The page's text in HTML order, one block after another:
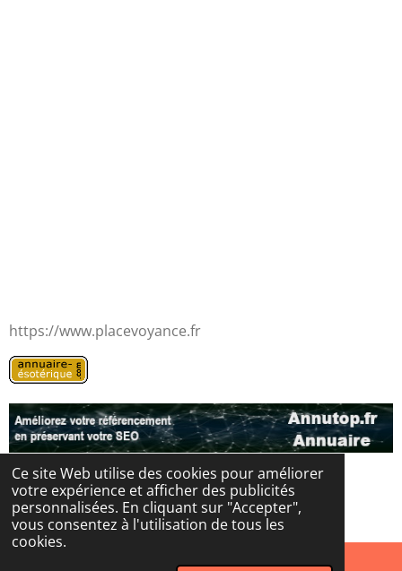
Ce site Web utilise des cookies pour améliorer
votre expérience et afficher des publicités
personnalisées. En cliquant sur "Accepter",
vous consentez à l'utilisation de tous les
cookies.
https://www.placevoyance.fr
© 2024 - 2026 Les portes de l'au-delà
Propulsé parWebador